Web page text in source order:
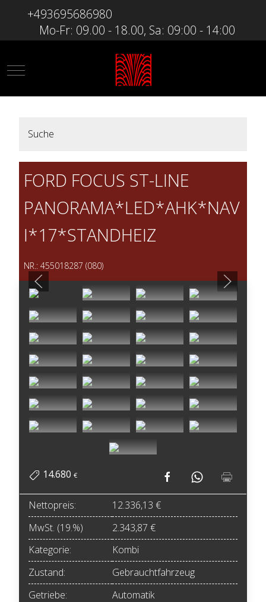
+493695686980
Mo-Fr: 09.00 - 18.00, Sa: 09:00 - 14:00
Mobile Menu Toggle
Suche
FORD FOCUS ST-LINE
PANORAMA*LED*AHK*NAV
I*17*STANDHEIZ
NR.: 455018287 (080)
14.680 €
Nettopreis:
12.336,13 €
MwSt. (19.%)
2.343,87 €
Kategorie:
Kombi
Zustand:
Gebrauchtfahrzeug
Getriebe:
Automatik